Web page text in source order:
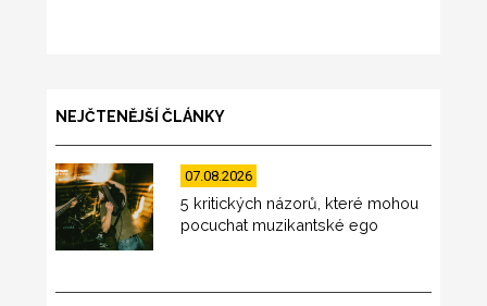
NEJČTENĚJŠÍ ČLÁNKY
07.08.2026
5 kritických názorů, které mohou
pocuchat muzikantské ego